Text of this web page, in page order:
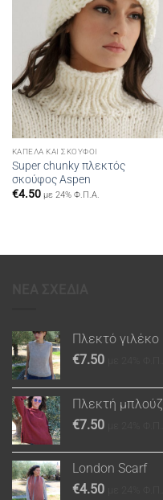
ΚΑΠΈΛΑ ΚΑΙ ΣΚΟΎΦΟΙ
Super chunky πλεκτός
σκούφος Aspen
€4.50 με 24% Φ.Π.Α.
Πλεκτό γιλέκο
€7.50
Πλεκτή
€7.50
London Scarf
€4.50